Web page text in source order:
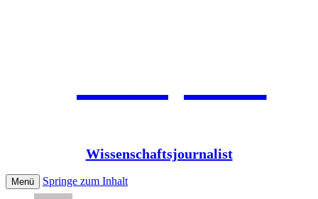
Jean Pütz
Wissenschaftsjournalist
Menü Springe zum Inhalt